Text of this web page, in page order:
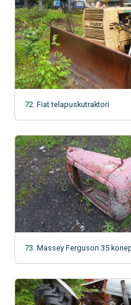
72. Fiat telapuskutraktori
73. Massey Ferguson 35